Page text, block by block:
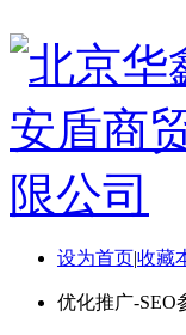
设为首页|收藏
优化推广-SEO